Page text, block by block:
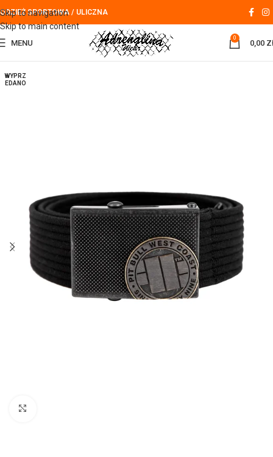
Skip to navigation
Skip to main content
ODZIEŻ SPORTOWA / ULICZNA
MENU
0
0,00
WYPRZ
EDANO